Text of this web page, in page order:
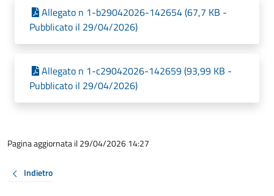
Allegato n 1-b29042026-142654 (67,7 KB -
Pubblicato il 29/04/2026)
Allegato n 1-c29042026-142659 (93,99 KB -
Pubblicato il 29/04/2026)
Pagina aggiornata il 29/04/2026 14:27
Indietro